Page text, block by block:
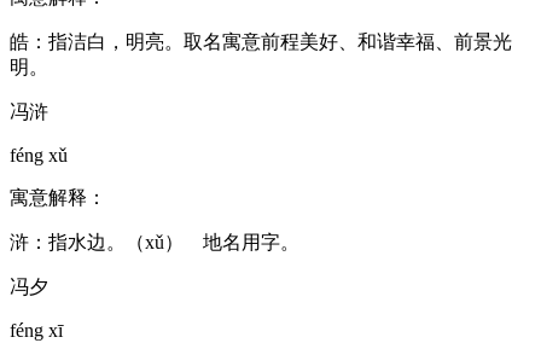
皓：指洁白，明亮。取名寓意前程美好、和谐幸福、前景光
明。
冯浒
féng xǔ
寓意解释：
浒：指水边。（xǔ） 地名用字。
冯夕
féng xī